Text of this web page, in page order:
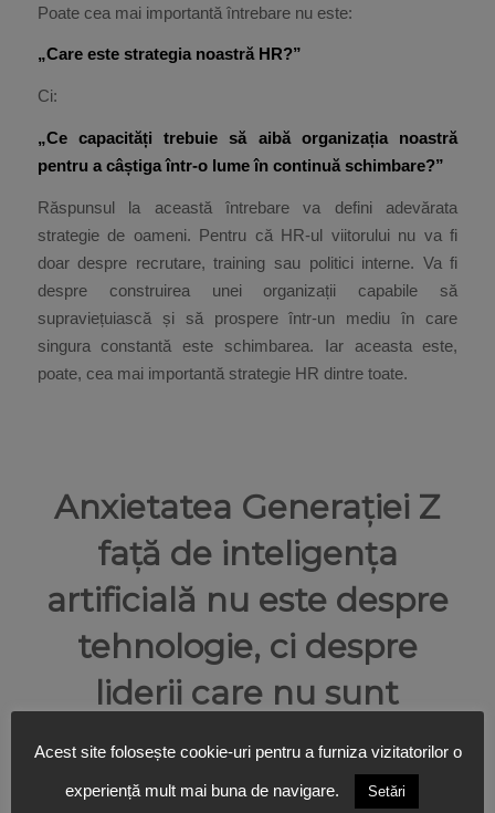
Poate cea mai importantă întrebare nu este:
„Care este strategia noastră HR?”
Ci:
„Ce capacități trebuie să aibă organizația noastră
pentru a câștiga într-o lume în continuă schimbare?”
Răspunsul la această întrebare va defini adevărata
strategie de oameni. Pentru că HR-ul viitorului nu va fi
doar despre recrutare, training sau politici interne. Va fi
despre construirea unei organizații capabile să
supraviețuiască și să prospere într-un mediu în care
singura constantă este schimbarea. Iar aceasta este,
poate, cea mai importantă strategie HR dintre toate.
Anxietatea Generației Z
față de inteligența
artificială nu este despre
tehnologie, ci despre
liderii care nu sunt
pregătiți să conducă
schimbarea
Acest site folosește cookie-uri pentru a furniza vizitatorilor o
experiență mult mai buna de navigare. Setări